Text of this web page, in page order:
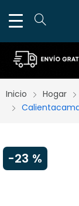
Inicio Hogar
-23 %